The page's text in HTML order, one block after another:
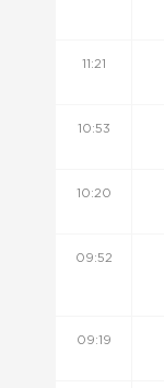
11:21
10:53
10:20
09:52
09:19